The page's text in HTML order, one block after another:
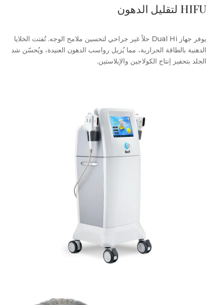
HIFU لتقليل الدهون
يوفر جهاز Dual Hi حلاً غير جراحي لتحسين ملامح الوجه. تُفتت الخلايا
الدهنية بالطاقة الحرارية، مما يُزيل رواسب الدهون العنيدة، ويُحسّن شد
الجلد بتحفيز إنتاج الكولاجين والإيلاستين.